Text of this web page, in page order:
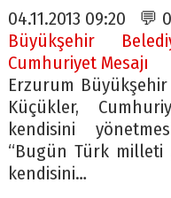
04.11.2013 09:20 💬
Büyükşehir
Cumhuriyet Mesajı
Erzurum
Küçükler,
kendisini
“Bugün Türk milleti
kendisini…